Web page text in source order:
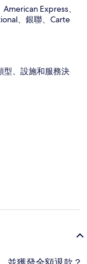
Express、
、銀聯、Carte
型、設施和服務決